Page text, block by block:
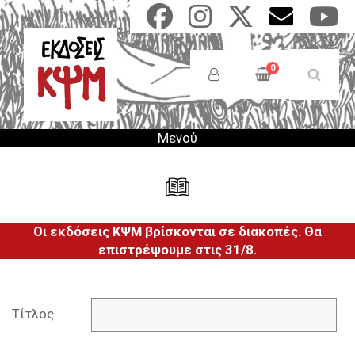
Παράκαμψη
προς
το
κυρίως
περιεχόμενο
Anonymous
Users
Menu
0
Μενού
Οι εκδόσεις ΚΨΜ βρίσκονται σε διακοπές. Θα
επιστρέψουμε στις 31/8.
Τίτλος